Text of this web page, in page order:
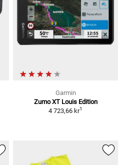
Garmin
Zumo XT Louis Edition
4 723,66 kr1